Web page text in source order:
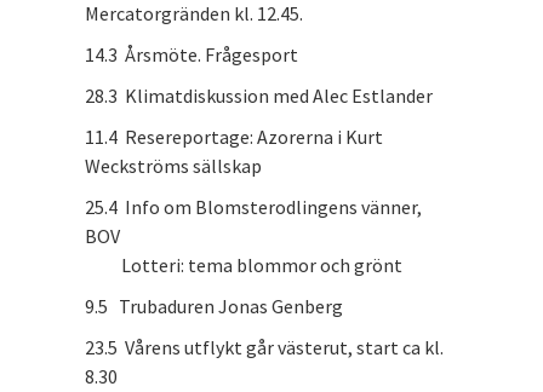
Mercatorgränden kl. 12.45.
14.3 Årsmöte. Frågesport
28.3 Klimatdiskussion med Alec Estlander
11.4 Resereportage: Azorerna i Kurt
Weckströms sällskap
25.4 Info om Blomsterodlingens vänner,
BOV
Lotteri: tema blommor och grönt
9.5 Trubaduren Jonas Genberg
23.5 Vårens utflykt går västerut, start ca kl.
8.30